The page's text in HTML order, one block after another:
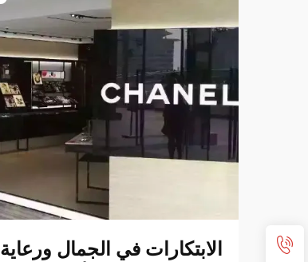
الابتكارات في الجمال ورعاية